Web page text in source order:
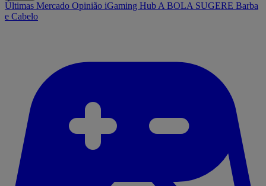
Últimas Mercado Opinião iGaming Hub A BOLA SUGERE Barba
e Cabelo